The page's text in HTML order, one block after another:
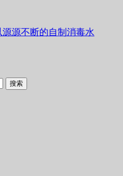
源不断的自制消毒水